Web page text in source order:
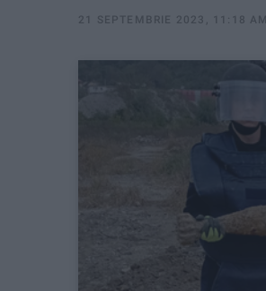
21 SEPTEMBRIE 2023, 11:18 AM